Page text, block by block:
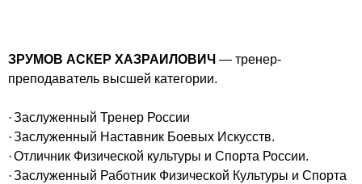
ЗРУМОВ АСКЕР ХАЗРАИЛОВИЧ — тренер-
преподаватель высшей категории.
·Заслуженный Тренер России
·Заслуженный Наставник Боевых Искусств.
·Отличник Физической культуры и Спорта России.
·Заслуженный Работник Физической Культуры и Спорта